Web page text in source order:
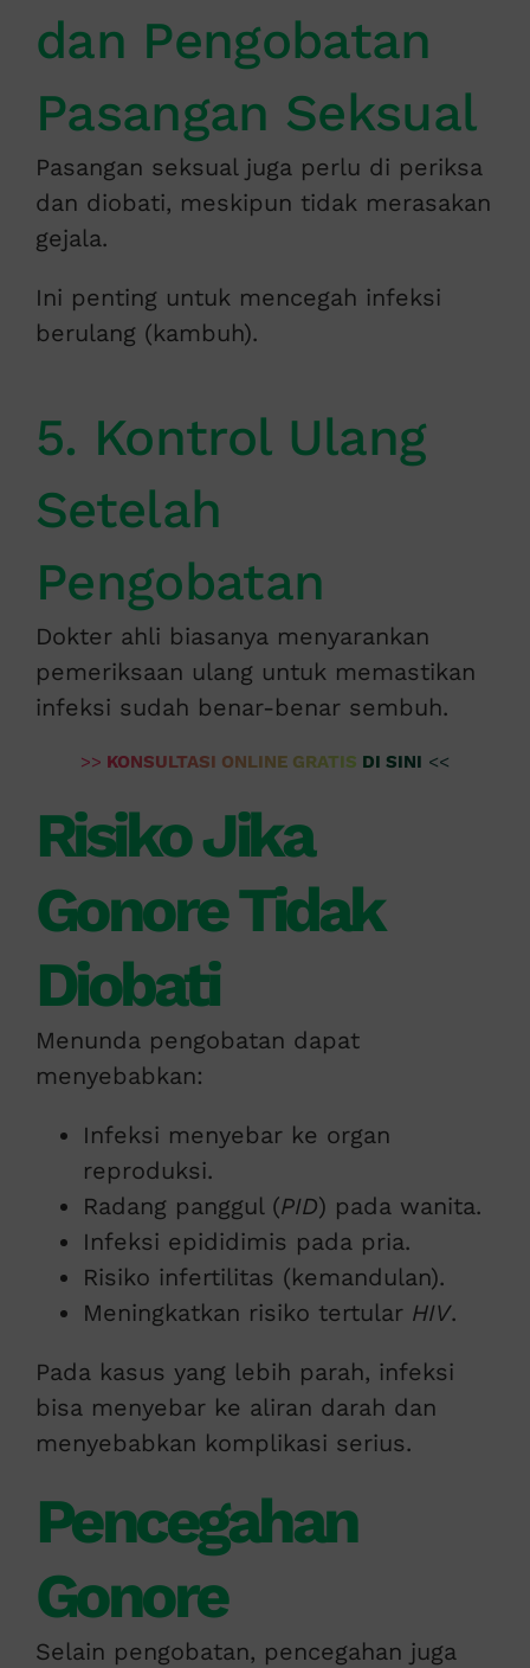
dan Pengobatan
Pasangan Seksual
Pasangan seksual juga perlu di periksa
dan diobati, meskipun tidak merasakan
gejala.
Ini penting untuk mencegah infeksi
berulang (kambuh).
5. Kontrol Ulang
Setelah
Pengobatan
Dokter ahli biasanya menyarankan
pemeriksaan ulang untuk memastikan
infeksi sudah benar-benar sembuh.
>> KONSULTASI ONLINE GRATIS DI SINI <<
Risiko Jika
Gonore Tidak
Diobati
Menunda pengobatan dapat
menyebabkan:
Infeksi menyebar ke organ
reproduksi.
Radang panggul (PID) pada wanita.
Infeksi epididimis pada pria.
Risiko infertilitas (kemandulan).
Meningkatkan risiko tertular HIV.
Pada kasus yang lebih parah, infeksi
bisa menyebar ke aliran darah dan
menyebabkan komplikasi serius.
Pencegahan
Gonore
Selain pengobatan, pencegahan juga